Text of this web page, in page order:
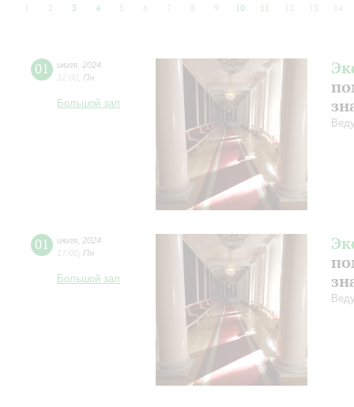
2 3 4 5 6 7 8 9 10 11 12 13 14
01 июля 2024
12:00 Пн
Большой зал
01 июля 2024
17:00 Пн
Большой зал